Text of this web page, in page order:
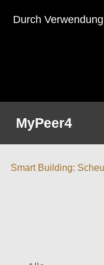
Durch
MyPeer4
Smart Building: